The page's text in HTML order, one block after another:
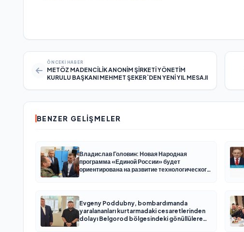
ÖNCEKI HABER
METÖZ MADENCİLİK ANONİM ŞİRKETİ YÖNETİM
KURULU BAŞKANI MEHMET ŞEKER`DEN YENİ YIL MESAJI
BENZER GELIŞMELER
Владислав Головин: Новая Народная
программа «Единой России» будет
ориентирована на развитие технологического
Evgeny Poddubny, bombardımanda
yaralananları kurtarmadaki cesaretlerinden
dolayı Belgorod bölgesindeki gönüllülere